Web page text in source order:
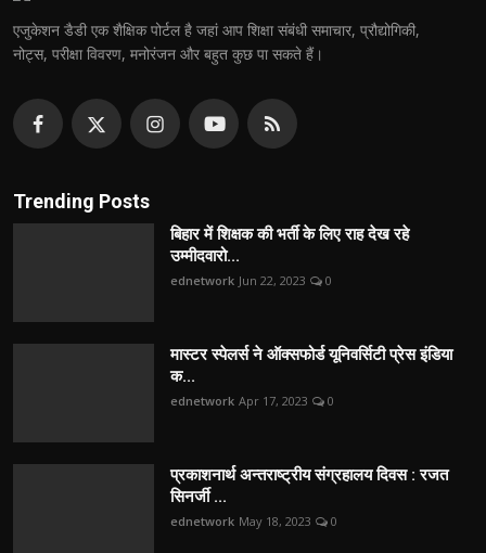
एजुकेशन डैडी एक शैक्षिक पोर्टल है जहां आप शिक्षा संबंधी समाचार, प्रौद्योगिकी,
नोट्स, परीक्षा विवरण, मनोरंजन और बहुत कुछ पा सकते हैं।
Trending Posts
बिहार में शिक्षक की भर्ती के लिए राह देख रहे
उम्मीदवारो...
ednetwork Jun 22, 2023 0
मास्टर स्पेलर्स ने ऑक्सफोर्ड यूनिवर्सिटी प्रेस इंडिया
क...
ednetwork Apr 17, 2023 0
प्रकाशनार्थ अन्तराष्ट्रीय संग्रहालय दिवस : रजत
सिनर्जी ...
ednetwork May 18, 2023 0